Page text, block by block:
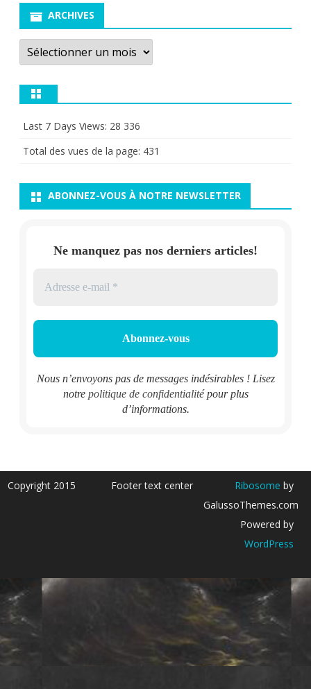
ARCHIVES
Archives
Last 7 Days Views: 28 336
Total des vues de la page: 431
ABONNEZ-VOUS À NOTRE NEWSLETTER
Ne manquez pas nos derniers articles!
Nous n’envoyons pas de messages indésirables ! Lisez
notre politique de confidentialitépour plus
d’informations.
Copyright 2015 Footer text center Ribosome by
GalussoThemes.com
Powered by
WordPress